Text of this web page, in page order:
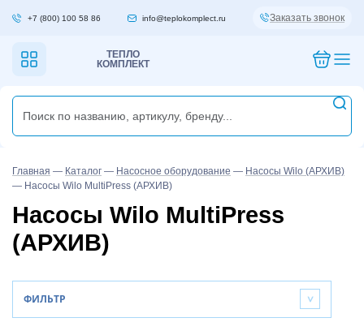
+7 (800) 100 58 86 info@teplokomplect.ru Заказать звонок
ТЕПЛО
КОМПЛЕКТ
Главная — Каталог — Насосное оборудование — Насосы Wilo (АРХИВ)
— Насосы Wilo MultiPress (АРХИВ)
Насосы Wilo MultiPress
(АРХИВ)
ФИЛЬТР >